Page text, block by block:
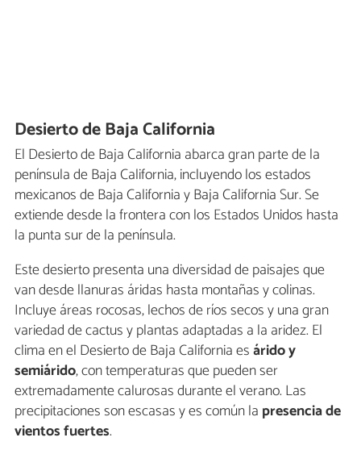
Desierto de Baja California
El Desierto de Baja California abarca gran parte de la
península de Baja California, incluyendo los estados
mexicanos de Baja California y Baja California Sur. Se
extiende desde la frontera con los Estados Unidos hasta
la punta sur de la península.
Este desierto presenta una diversidad de paisajes que
van desde llanuras áridas hasta montañas y colinas.
Incluye áreas rocosas, lechos de ríos secos y una gran
variedad de cactus y plantas adaptadas a la aridez. El
clima en el Desierto de Baja California esárido y
semiárido, con temperaturas que pueden ser
extremadamente calurosas durante el verano. Las
precipitaciones son escasas y es común la presencia de
vientos fuertes.